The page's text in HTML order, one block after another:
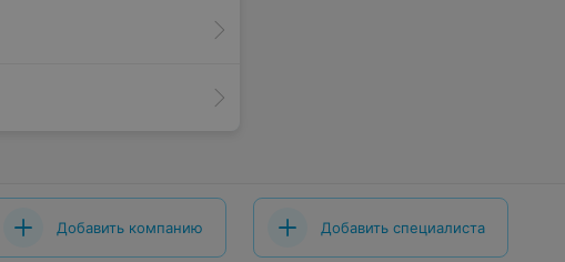
Добавить компанию Добавить специалиста